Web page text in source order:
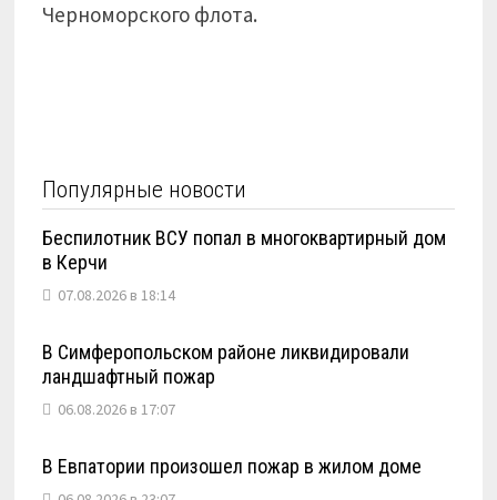
Черноморского флота.
Популярные новости
Беспилотник ВСУ попал в многоквартирный дом
в Керчи
07.08.2026 в 18:14
В Симферопольском районе ликвидировали
ландшафтный пожар
06.08.2026 в 17:07
В Евпатории произошел пожар в жилом доме